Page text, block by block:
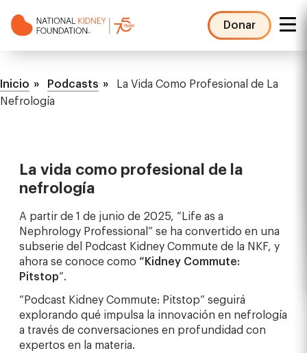
Donar
NKF
Menu
Ruta
de
Inicio Podcasts
La Vida Como Profesional de La
Nefrología
La vida como profesional de la
nefrología
A partir de 1 de junio de 2025, “Life as a
Nephrology Professional” se ha convertido en una
subserie del Podcast Kidney Commute de la NKF, y
ahora se conoce como“Kidney Commute:
Pitstop”.
“Podcast Kidney Commute: Pitstop” seguirá
explorando qué impulsa la innovación en nefrología
a través de conversaciones en profundidad con
expertos en la materia.